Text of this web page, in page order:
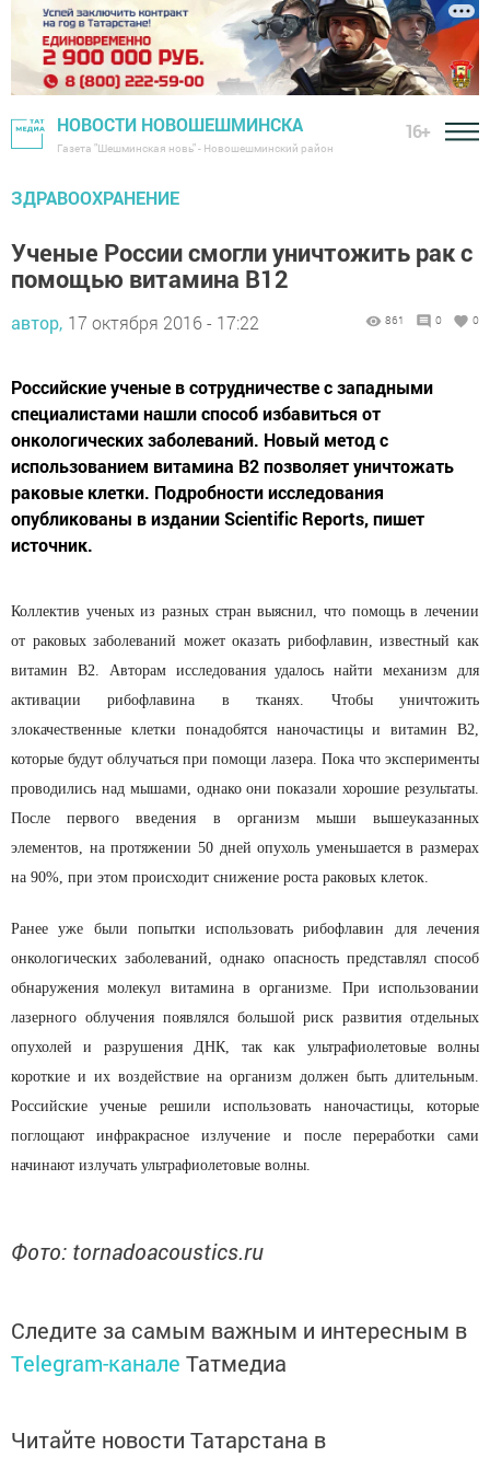
НОВОСТИ НОВОШЕШМИНСКА
Газета "Шешминская новь" - Новошешминский район
16+
ЗДРАВООХРАНЕНИЕ
Ученые России смогли уничтожить рак с
помощью витамина В12
автор, 17 октября 2016 - 17:22 861 0 0
Российские ученые в сотрудничестве с западными
специалистами нашли способ избавиться от
онкологических заболеваний. Новый метод с
использованием витамина В2 позволяет уничтожать
раковые клетки. Подробности исследования
опубликованы в издании Scientific Reports, пишет
источник.
Коллектив ученых из разных стран выяснил, что помощь в лечении
от раковых заболеваний может оказать рибофлавин, известный как
витамин В2. Авторам исследования удалось найти механизм для
активации рибофлавина в тканях. Чтобы уничтожить
злокачественные клетки понадобятся наночастицы и витамин В2,
которые будут облучаться при помощи лазера. Пока что эксперименты
проводились над мышами, однако они показали хорошие результаты.
После первого введения в организм мыши вышеуказанных
элементов, на протяжении 50 дней опухоль уменьшается в размерах
на 90%, при этом происходит снижение роста раковых клеток.
Ранее уже были попытки использовать рибофлавин для лечения
онкологических заболеваний, однако опасность представлял способ
обнаружения молекул витамина в организме. При использовании
лазерного облучения появлялся большой риск развития отдельных
опухолей и разрушения ДНК, так как ультрафиолетовые волны
короткие и их воздействие на организм должен быть длительным.
Российские ученые решили использовать наночастицы, которые
поглощают инфракрасное излучение и после переработки сами
начинают излучать ультрафиолетовые волны.
Фото: tornadoacoustics.ru
Следите за самым важным и интересным в
Telegram-канале Татмедиа
Читайте новости Татарстана в